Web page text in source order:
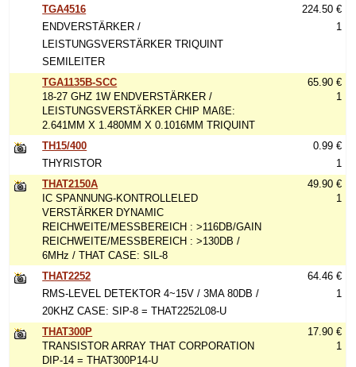
TGA4516
ENDVERSTÄRKER /
LEISTUNGSVERSTÄRKER TRIQUINT
SEMILEITER
224.50 €
1
TGA1135B-SCC
18-27 GHZ 1W ENDVERSTÄRKER /
LEISTUNGSVERSTÄRKER CHIP MAßE:
2.641MM X 1.480MM X 0.1016MM TRIQUINT
65.90 €
1
TH15/400
THYRISTOR
0.99 €
1
THAT2150A
IC SPANNUNG-KONTROLLELED
VERSTÄRKER DYNAMIC
REICHWEITE/MESSBEREICH : >116DB/GAIN
REICHWEITE/MESSBEREICH : >130DB /
6MHz / THAT CASE: SIL-8
49.90 €
1
THAT2252
RMS-LEVEL DETEKTOR 4~15V / 3MA 80DB /
20KHZ CASE: SIP-8 = THAT2252L08-U
64.46 €
1
THAT300P
TRANSISTOR ARRAY THAT CORPORATION
DIP-14 = THAT300P14-U
17.90 €
1